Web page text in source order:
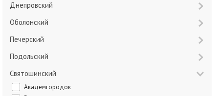
Днепровский
Оболонский
Печерский
Подольский
Святошинский
Академгородок